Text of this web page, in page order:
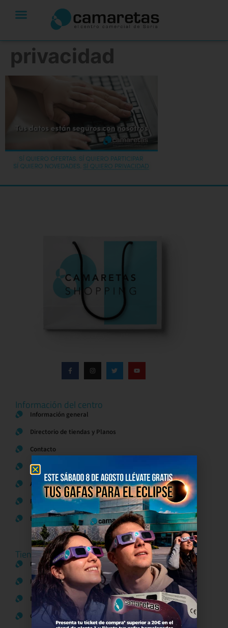
privacidad
Información del centro
Información general
Directorio de tiendas y Planos
Contacto
Política de Privacidad
Aviso Legal
Política de Cookies
Bases legales Concursos y Promociones
Tiendas
Moda
Hogar y Alimentación
Regalos y Complementos
Ocio y Restauración